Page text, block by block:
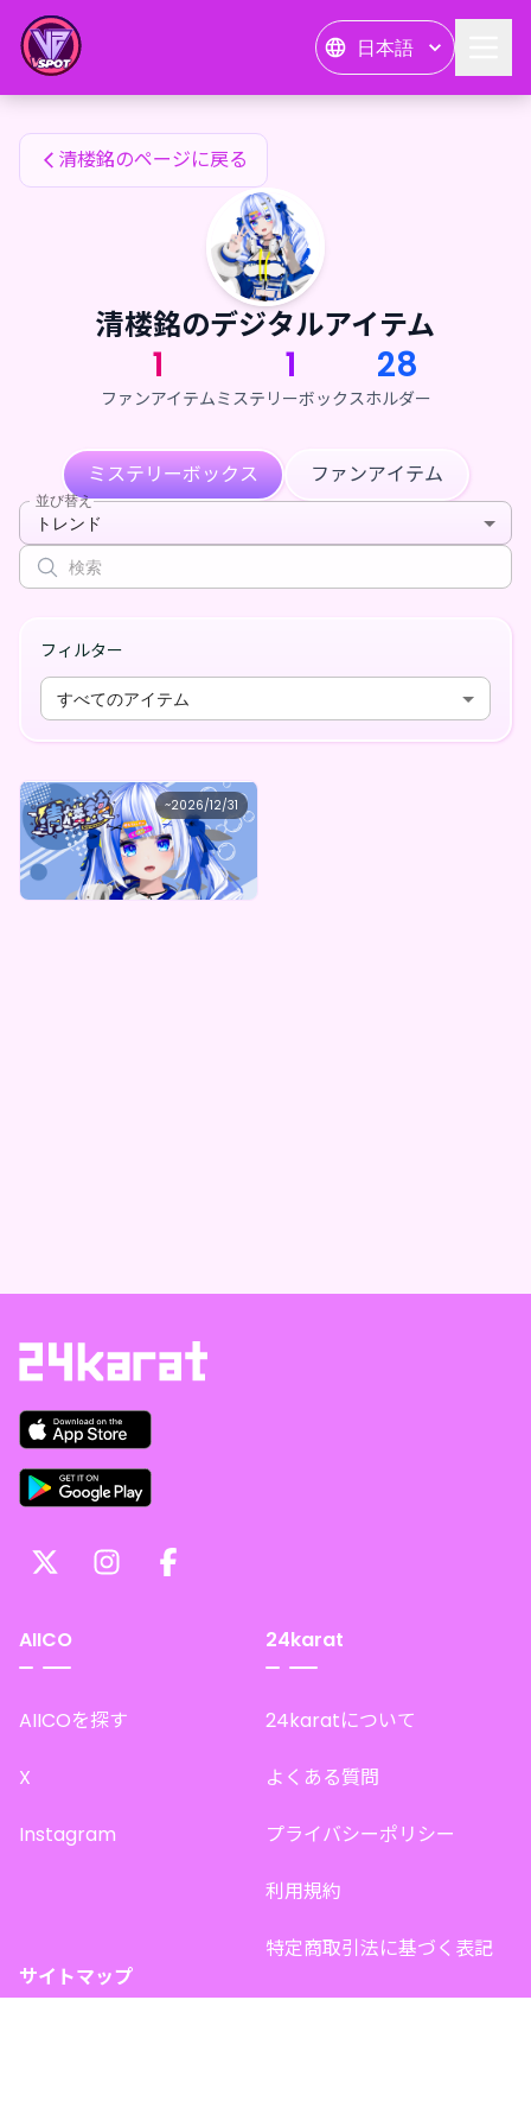
日本語
清楼銘のファンアイテム
清楼銘のページに戻る
清楼銘のデジタルアイテム
1
ファンアイテム
1
ミステリーボックス
28
ホルダー
ミステリーボックス ファンアイテム
並び替え
トレンド
フィルター
すべてのアイテム
~2026/12/31
清楼銘
清楼銘 -ちょっぴり大人なデジタルコンテンツ（全5種）-
最低価格
¥1,000 購入はこちら
AIICO
AIICOを探す
X
Instagram
24karat
24karatについて
よくある質問
プライバシーポリシー
利用規約
特定商取引法に基づく表記
サイトマップ
清楼銘のファンアイテム — 24karat